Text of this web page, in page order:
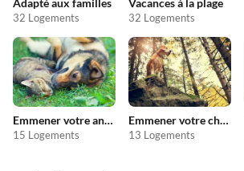
32 Logements 32 Logements
Emmener votre animal en vacances
15 Logements
Emmener votre chien en vacances
13 Logements